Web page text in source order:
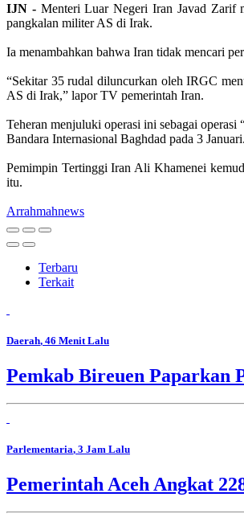
IJN -Menteri Luar Negeri Iran Javad Zarif
pangkalan militer AS di Irak.
Ia menambahkan bahwa Iran tidak mencari
“Sekitar 35 rudal diluncurkan oleh IRGC
AS di Irak,” lapor TV pemerintah Iran.
Teheran menjuluki operasi ini sebagai operasi
Bandara Internasional Baghdad pada 3 Januari.
Pemimpin Tertinggi Iran Ali Khamenei
itu.
Arrahmahnews
Terbaru
Terkait
Daerah, 46 Menit Lalu
Pemkab Bireuen Paparkan
Parlementaria, 3 Jam Lalu
Pemerintah Aceh Angkat